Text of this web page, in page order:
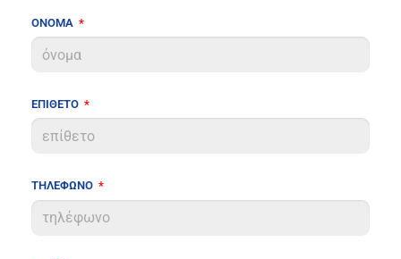
ΟΝΟΜΑ
ΕΠΙΘΕΤΟ
ΤΗΛΕΦΩΝΟ